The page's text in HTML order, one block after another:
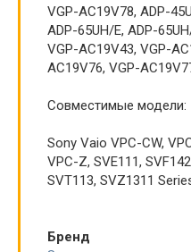
VGP-AC19V78, ADP-
ADP-65UH/E, ADP-
VGP-AC19V43, VGP-
AC19V76, VGP-
Совместимые модели:
Sony Vaio VPC-CW,
VPC-Z, SVE111,
SVT113, SVZ1311
Бренд